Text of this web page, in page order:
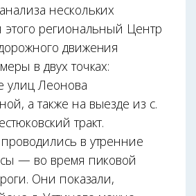
нескольких
этого региональный Центр
движения
в двух точках:
улиц Леонова
а также на выезде из с.
тракт.
в утренние
— во время пиковой
Они показали,